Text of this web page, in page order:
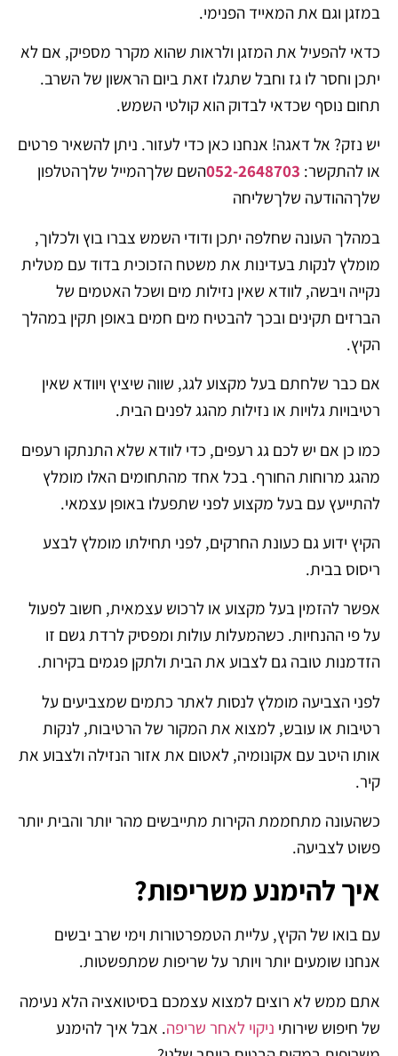
במזגן וגם את המאייד הפנימי.
כדאי להפעיל את המזגן ולראות שהוא מקרר מספיק, אם לא
יתכן וחסר לו גז וחבל שתגלו זאת ביום הראשון של השרב.
תחום נוסף שכדאי לבדוק הוא קולטי השמש.
יש נזק? אל דאגה! אנחנו כאן כדי לעזור. ניתן להשאיר פרטים
או להתקשר: 052-2648703השם שלךהמייל שלךהטלפון
שלךההודעה שלךשליחה
במהלך העונה שחלפה יתכן ודודי השמש צברו בוץ ולכלוך,
מומלץ לנקות בעדינות את משטח הזכוכית בדוד עם מטלית
נקייה ויבשה, לוודא שאין נזילות מים ושכל האטמים של
הברזים תקינים ובכך להבטיח מים חמים באופן תקין במהלך
הקיץ.
אם כבר שלחתם בעל מקצוע לגג, שווה שיציץ ויוודא שאין
רטיבויות גלויות או נזילות מהגג לפנים הבית.
כמו כן אם יש לכם גג רעפים, כדי לוודא שלא התנתקו רעפים
מהגג מרוחות החורף. בכל אחד מהתחומים האלו מומלץ
להתייעץ עם בעל מקצוע לפני שתפעלו באופן עצמאי.
הקיץ ידוע גם כעונת החרקים, לפני תחילתו מומלץ לבצע
ריסוס בבית.
אפשר להזמין בעל מקצוע או לרכוש עצמאית, חשוב לפעול
על פי ההנחיות. כשהמעלות עולות ומפסיק לרדת גשם זו
הזדמנות טובה גם לצבוע את הבית ולתקן פגמים בקירות.
לפני הצביעה מומלץ לנסות לאתר כתמים שמצביעים על
רטיבות או עובש, למצוא את המקור של הרטיבות, לנקות
אותו היטב עם אקונומיה, לאטום את אזור הנזילה ולצבוע את
קיר.
כשהעונה מתחממת הקירות מתייבשים מהר יותר והבית יותר
פשוט לצביעה.
איך להימנע משריפות?
עם בואו של הקיץ, עליית הטמפרטורות וימי שרב יבשים
אנחנו שומעים יותר ויותר על שריפות שמתפשטות.
אתם ממש לא רוצים למצוא עצמכם בסיטואציה הלא נעימה
של חיפוש שירותי ניקוי לאחר שריפה. אבל איך להימנע